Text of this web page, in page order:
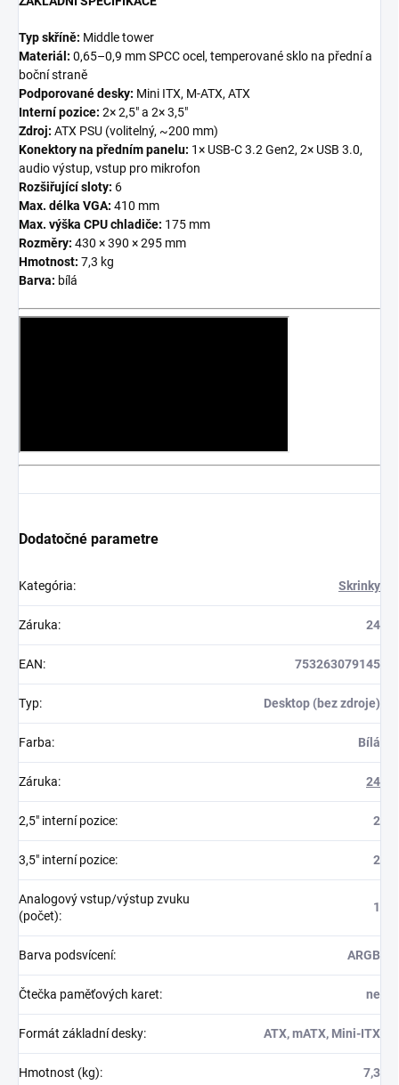
Typ skříně: Middle tower
Materiál: 0,65–0,9 mm SPCC ocel, temperované sklo na přední a
boční straně
Podporované desky: Mini ITX, M-ATX, ATX
Interní pozice: 2× 2,5" a 2× 3,5"
Zdroj: ATX PSU (volitelný, ~200 mm)
Konektory na předním panelu: 1× USB-C 3.2 Gen2, 2× USB 3.0,
audio výstup, vstup pro mikrofon
Rozšiřující sloty: 6
Max. délka VGA: 410 mm
Max. výška CPU chladiče: 175 mm
Rozměry: 430 × 390 × 295 mm
Hmotnost: 7,3 kg
Barva: bílá
Dodatočné parametre
Kategória: Skrinky
Záruka: 24
EAN: 753263079145
Typ: Desktop (bez zdroje)
Farba: Bílá
Záruka: 24
2,5" interní pozice: 2
3,5" interní pozice: 2
Analogový vstup/výstup zvuku
(počet):
1
Barva podsvícení: ARGB
Čtečka paměťových karet: ne
Formát základní desky: ATX, mATX, Mini-ITX
Hmotnost (kg): 7,3